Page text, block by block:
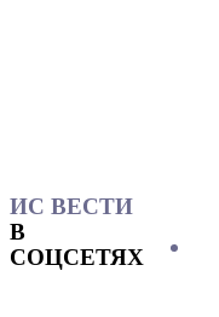
ИС ВЕСТИ
В
СОЦСЕТЯХ